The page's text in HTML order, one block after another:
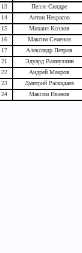
13
Пелле Силдре
14
Антон Некрасов
15
Михаил Козлов
16
Максим Семенов
17
Александр Петров
21
Эдуард Валиуллин
22
Андрей Макров
23
Дмитрий Раскидаев
24
Максим Иванов